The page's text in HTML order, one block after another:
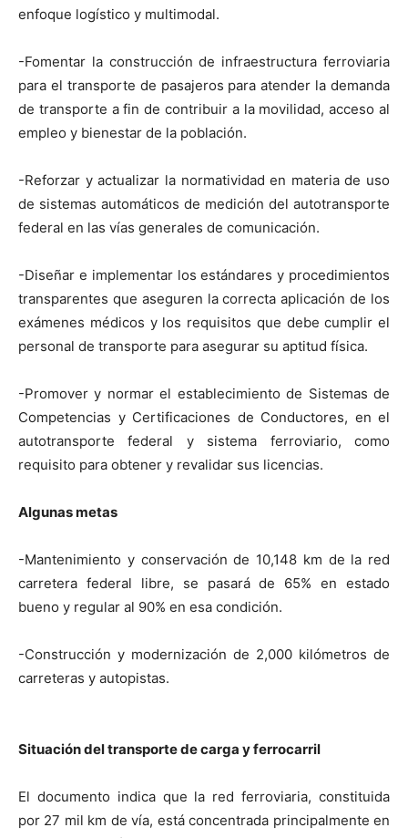
enfoque logístico y multimodal.
-Fomentar la construcción de infraestructura ferroviaria
para el transporte de pasajeros para atender la demanda
de transporte a fin de contribuir a la movilidad, acceso al
empleo y bienestar de la población.
-Reforzar y actualizar la normatividad en materia de uso
de sistemas automáticos de medición del autotransporte
federal en las vías generales de comunicación.
-Diseñar e implementar los estándares y procedimientos
transparentes que aseguren la correcta aplicación de los
exámenes médicos y los requisitos que debe cumplir el
personal de transporte para asegurar su aptitud física.
-Promover y normar el establecimiento de Sistemas de
Competencias y Certificaciones de Conductores, en el
autotransporte federal y sistema ferroviario, como
requisito para obtener y revalidar sus licencias.
Algunas metas
-Mantenimiento y conservación de 10,148 km de la red
carretera federal libre, se pasará de 65% en estado
bueno y regular al 90% en esa condición.
-Construcción y modernización de 2,000 kilómetros de
carreteras y autopistas.
Situación del transporte de carga y ferrocarril
El documento indica que la red ferroviaria, constituida
por 27 mil km de vía, está concentrada principalmente en